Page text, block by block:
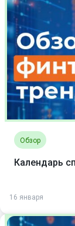
Обзор
Календарь
16 января